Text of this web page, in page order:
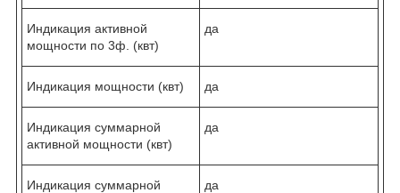
Индикация активной
мощности по 3ф. (квт)
да
Индикация мощности (квт) да
Индикация суммарной
активной мощности (квт)
да
Индикация суммарной
да